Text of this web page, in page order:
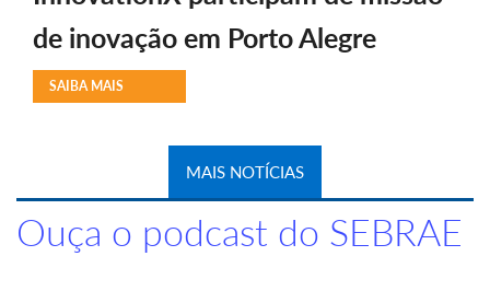
de inovação em Porto Alegre
SAIBA MAIS
MAIS NOTÍCIAS
Ouça o podcast do SEBRAE